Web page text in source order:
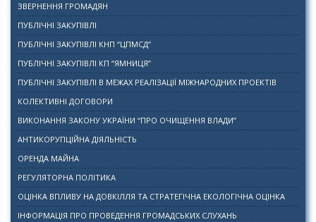
ЗВЕРНЕННЯ ГРОМАДЯН
ПУБЛІЧНІ ЗАКУПІВЛІ
ПУБЛІЧНІ ЗАКУПІВЛІ КНП “ЦПМСД”
ПУБЛІЧНІ ЗАКУПІВЛІ КП “ЯМНИЦЯ”
ПУБЛІЧНІ ЗАКУПІВЛІ В МЕЖАХ РЕАЛІЗАЦІЇ МІЖНАРОДНИХ ПРОЕКТІВ
КОЛЕКТИВНІ ДОГОВОРИ
ВИКОНАННЯ ЗАКОНУ УКРАЇНИ “ПРО ОЧИЩЕННЯ ВЛАДИ”
АНТИКОРУПЦІЙНА ДІЯЛЬНІСТЬ
ОРЕНДА МАЙНА
РЕГУЛЯТОРНА ПОЛІТИКА
ОЦІНКА ВПЛИВУ НА ДОВКІЛЛЯ ТА СТРАТЕГІЧНА ЕКОЛОГІЧНА ОЦІНКА
ІНФОРМАЦІЯ ПРО ПРОВЕДЕННЯ ГРОМАДСЬКИХ СЛУХАНЬ